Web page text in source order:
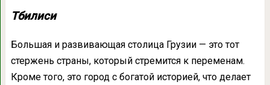
Тбилиси
Большая и развивающая столица Грузии — это тот
стержень страны, который стремится к переменам.
Кроме того, это город с богатой историей, что делает